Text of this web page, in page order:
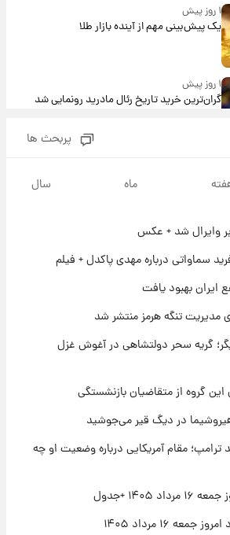
۱ روز پیش
یک پیش‌بینی مهم از آینده بازار طلا
۱ روز پیش
گران‌ترین خرید تاریخ رئال مادرید رونمایی شد
روزها پربارش‌تر خواهند بود؟
۱ روز پیش
شد؛ تیکدری، محبی و سرگیف با اعداد ویژه
جزئیات فعال‌سازی «کیف پول ایران» اعلام
شد+فیلم
تغییر تند قیمت محصولات ایران‌خودرو و سایپا
امروز پنجشنبه ۱۵ مرداد ۱۴۰۵ +جدول
۱ روز پیش
۱ روز پیش
پربحث ها
ماه سال
وایرال شد + عکس
سماواتی درباره مهدی پاکدل + فیلم
ایران بهبود یافت
مدیریت تنگه هرمز منتشر شد
گریه سحر دولتشاهی در آغوش غزل
در دیگ قیر می‌جوشید
مقام آمریکایی درباره وضعیت او چه
+جدول
۱۶ مرداد ۱۴۰۵